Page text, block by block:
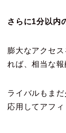
さらに1分以内
膨大なアクセ
れば、相当な報
ライバルもま
応用してアフィ